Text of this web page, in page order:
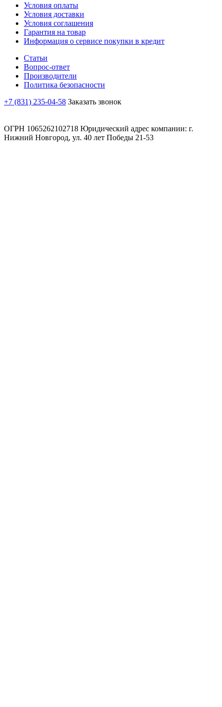
Условия оплаты
Условия доставки
Условия соглашения
Гарантия на товар
Информация о сервисе покупки в кредит
Статьи
Вопрос-ответ
Производители
Политика безопасности
+7 (831) 235-04-58 Заказать звонок
ОГРН 1065262102718 Юридический адрес компании: г.
Нижний Новгород, ул. 40 лет Победы 21-53